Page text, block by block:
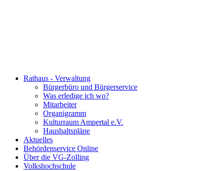
Rathaus - Verwaltung
Bürgerbüro und Bürgerservice
Was erledige ich wo?
Mitarbeiter
Organigramm
Kulturraum Ampertal e.V.
Haushaltspläne
Aktuelles
Behördenservice Online
Über die VG-Zolling
Volkshochschule